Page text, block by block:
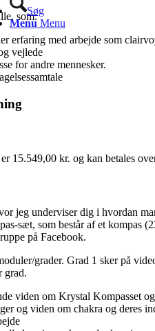
Søg
Menu Menu
som:
erfaring med arbejde som
vejlede
for andre mennesker.
15.549,00 kr. og kan betales
jeg underviser dig i hvordan
sæt, som består af et kompas
på Facebook.
grader. Grad 1 sker på
grad.
viden om Krystal Kompasset
og viden om chakra og deres